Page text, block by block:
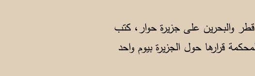
قطر والبحرين على جزيرة حوار، كتب